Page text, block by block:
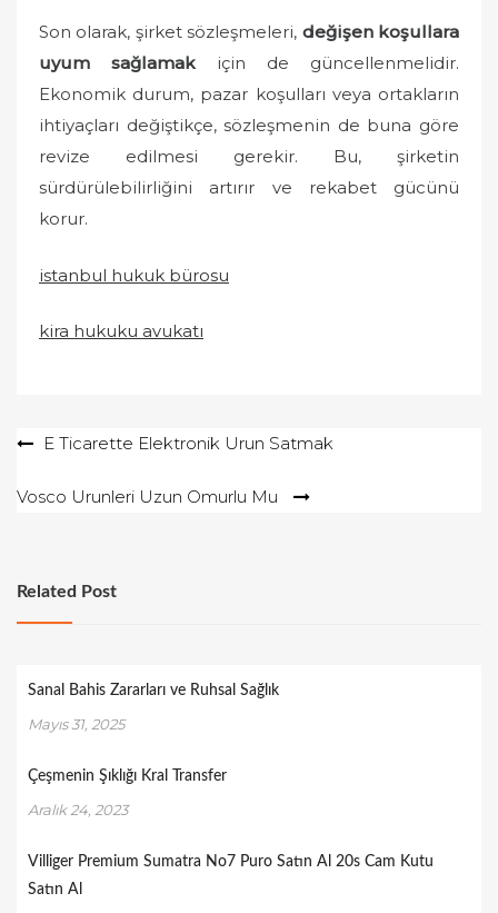
Son olarak, şirket sözleşmeleri, değişen koşullara
uyum sağlamakiçin de güncellenmelidir.
Ekonomik durum, pazar koşulları veya ortakların
ihtiyaçları değiştikçe, sözleşmenin de buna göre
revize edilmesi gerekir. Bu, şirketin
sürdürülebilirliğini artırır ve rekabet gücünü
korur.
istanbul hukuk bürosu
kira hukuku avukatı
YazıE Ticarette Elektronik Urun Satmak
Vosco Urunleri Uzun Omurlu Mu
Related Post
Sanal Bahis Zararları ve Ruhsal Sağlık
Mayıs 31, 2025
Çeşmenin Şıklığı Kral Transfer
Aralık 24, 2023
Villiger Premium Sumatra No7 Puro Satın Al 20s Cam Kutu
Satın Al